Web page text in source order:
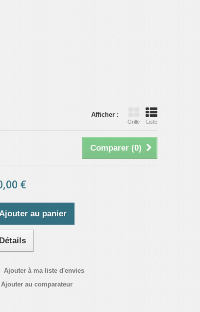
Afficher :
Grille Liste
Comparer (0)
€
au panier
Détails
Ajouter à ma liste d'envies
Ajouter au comparateur